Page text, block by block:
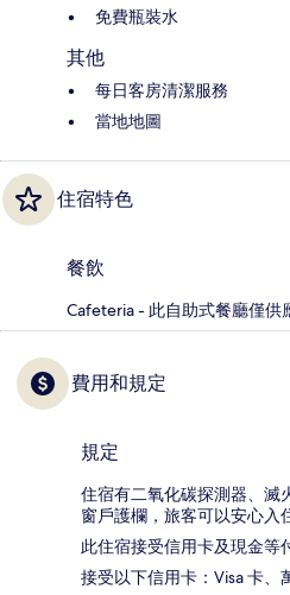
免費瓶裝水
其他
每日客房清潔服務
當地地圖
住宿特色
餐飲
Cafeteria - 此自助式餐廳僅供
費用和規定
規定
住宿有二氧化碳探測器、滅
窗戶護欄，旅客可以安心入
此住宿接受信用卡及現金等
接受以下信用卡：Visa 卡、